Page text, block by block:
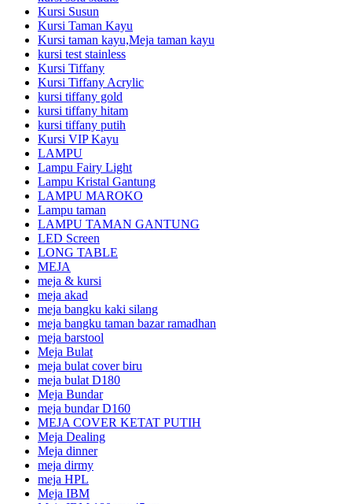
Kursi Susun
Kursi Taman Kayu
Kursi taman kayu,Meja taman kayu
kursi test stainless
Kursi Tiffany
Kursi Tiffany Acrylic
kursi tiffany gold
kursi tiffany hitam
kursi tiffany putih
Kursi VIP Kayu
LAMPU
Lampu Fairy Light
Lampu Kristal Gantung
LAMPU MAROKO
Lampu taman
LAMPU TAMAN GANTUNG
LED Screen
LONG TABLE
MEJA
meja & kursi
meja akad
meja bangku kaki silang
meja bangku taman bazar ramadhan
meja barstool
Meja Bulat
meja bulat cover biru
meja bulat D180
Meja Bundar
meja bundar D160
MEJA COVER KETAT PUTIH
Meja Dealing
Meja dinner
meja dirmy
meja HPL
Meja IBM